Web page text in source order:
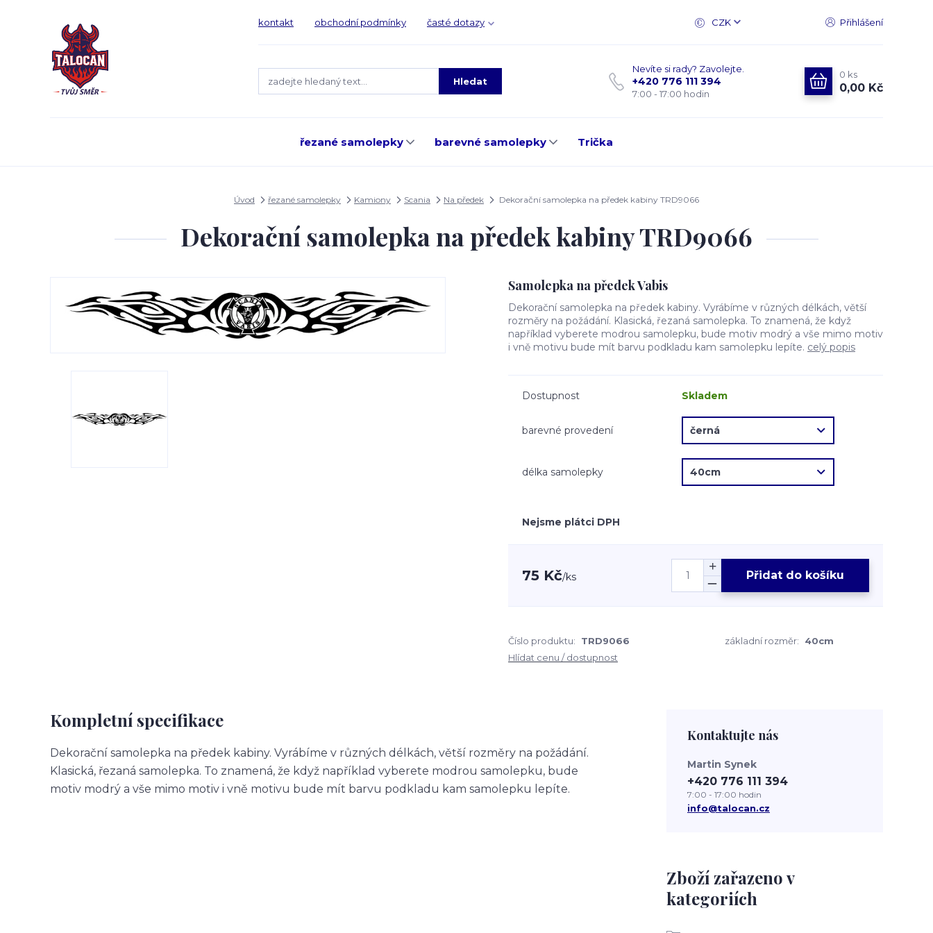
kontakt obchodní podmínky časté dotazy CZK Přihlášení
Hledat
Nevíte si rady? Zavolejte.
+420 776 111 394
7:00 - 17:00 hodin
0 ks
0,00 Kč
řezané samolepky barevné samolepky Trička
Úvod řezané samolepky Kamiony Scania Na předek Dekorační samolepka na předek kabiny TRD9066
Dekorační samolepka na předek kabiny TRD9066
Samolepka na předek Vabis
Dekorační samolepka na předek kabiny. Vyrábíme v různých délkách, větší
rozměry na požádání. Klasická, řezaná samolepka. To znamená, že když
například vyberete modrou samolepku, bude motiv modrý a vše mimo motiv
i vně motivu bude mít barvu podkladu kam samolepku lepíte. celý popis
Dostupnost Skladem
barevné provedení
délka samolepky
Nejsme plátci DPH
75 Kč/ks Přidat do košíku
Číslo produktu: TRD9066 základní rozměr:
40cm
Hlídat cenu / dostupnost
Kompletní specifikace
Dekorační samolepka na předek kabiny. Vyrábíme v různých délkách, větší rozměry na požádání.
Klasická, řezaná samolepka. To znamená, že když například vyberete modrou samolepku, bude
motiv modrý a vše mimo motiv i vně motivu bude mít barvu podkladu kam samolepku lepíte.
Zboží zařazeno v
kategoriích
Kontaktujte nás
Martin Synek
+420 776 111 394
7:00 - 17:00 hodin
info@talocan.cz